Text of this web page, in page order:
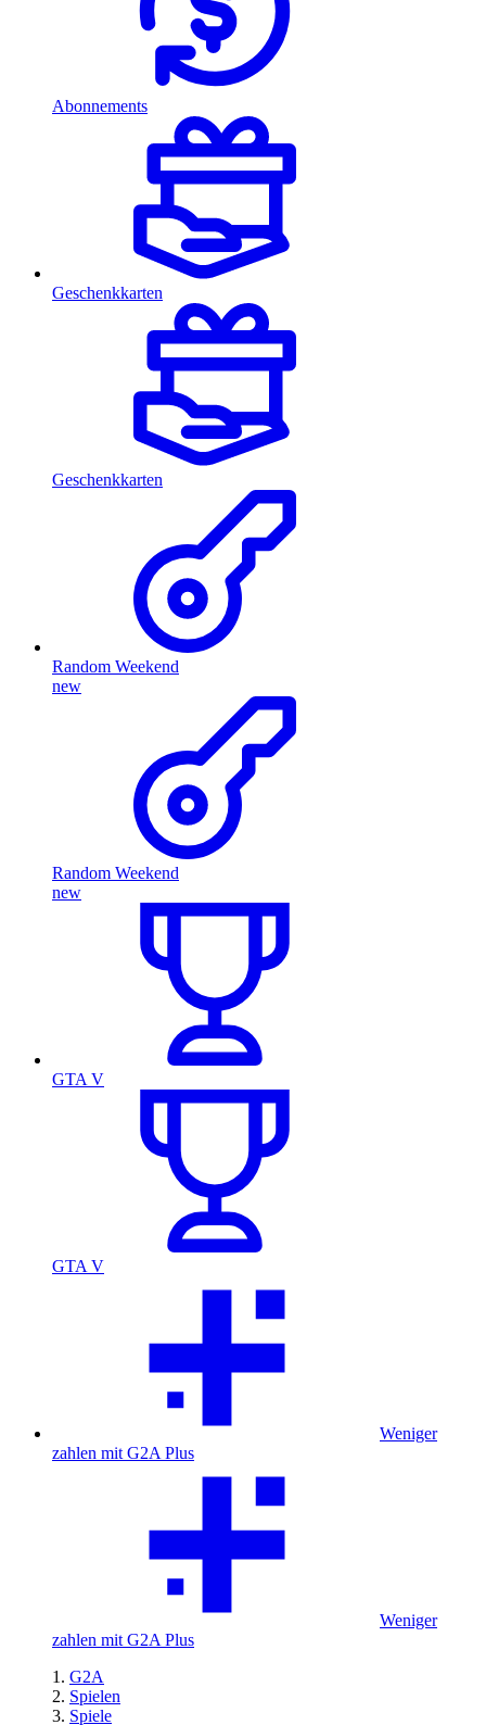
Abonnements
Geschenkkarten
Geschenkkarten
Random Weekend
new
Random Weekend
new
GTA V
GTA V
Weniger
zahlen mit G2A Plus
Weniger
zahlen mit G2A Plus
G2A
Spielen
Spiele